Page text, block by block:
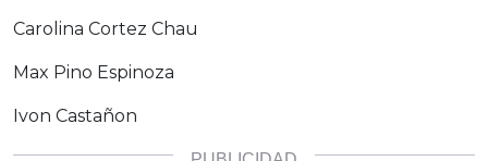
Carolina Cortez Chau
Max Pino Espinoza
Ivon Castañon